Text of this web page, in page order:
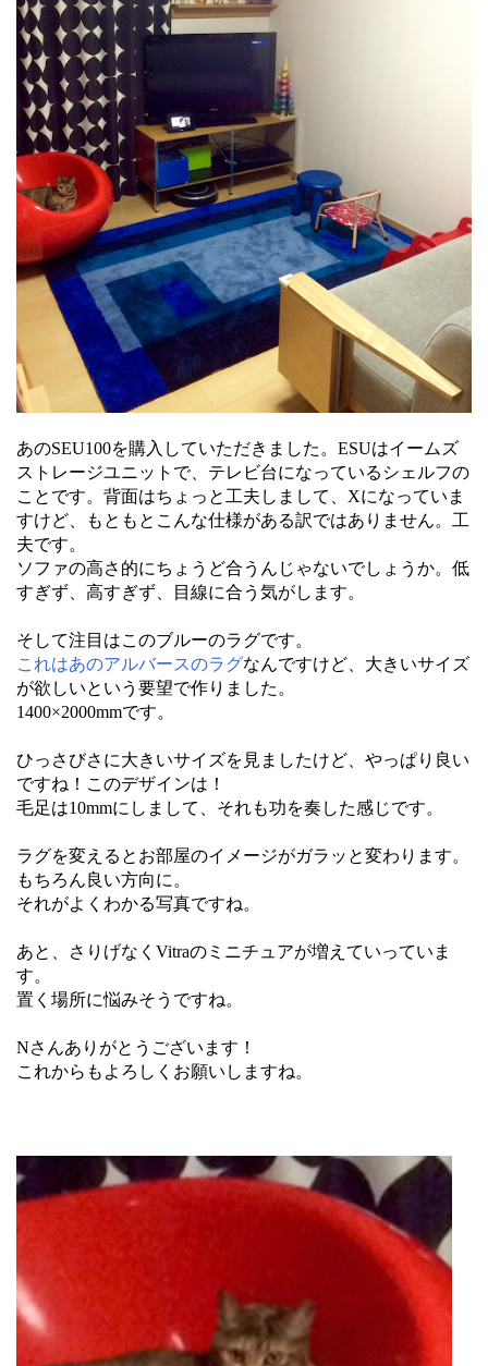
あのSEU100を購入していただきました。ESUはイームズ
ストレージユニットで、テレビ台になっているシェルフの
ことです。背面はちょっと工夫しまして、Xになっていま
すけど、もともとこんな仕様がある訳ではありません。工
夫です。
ソファの高さ的にちょうど合うんじゃないでしょうか。低
すぎず、高すぎず、目線に合う気がします。
そして注目はこのブルーのラグです。
これはあのアルバースのラグなんですけど、大きいサイズ
が欲しいという要望で作りました。
1400×2000mmです。
ひっさびさに大きいサイズを見ましたけど、やっぱり良い
ですね！このデザインは！
毛足は10mmにしまして、それも功を奏した感じです。
ラグを変えるとお部屋のイメージがガラッと変わります。
もちろん良い方向に。
それがよくわかる写真ですね。
あと、さりげなくVitraのミニチュアが増えていっていま
す。
置く場所に悩みそうですね。
Nさんありがとうございます！
これからもよろしくお願いしますね。